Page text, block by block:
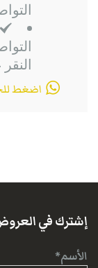
اضغط
إشترك في
الأسم*